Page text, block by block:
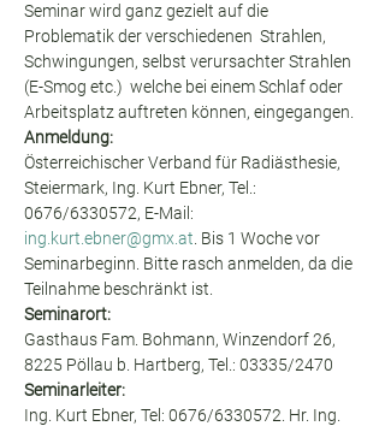
Seminar wird ganz gezielt auf die
Problematik der verschiedenen  Strahlen,
Schwingungen, selbst verursachter Strahlen
(E-Smog etc.)  welche bei einem Schlaf oder
Arbeitsplatz auftreten können, eingegangen.
Anmeldung:
Österreichischer Verband für Radiästhesie,
Steiermark, Ing. Kurt Ebner, Tel.:
0676/6330572, E-Mail:
ing.kurt.ebner@gmx.at . Bis 1 Woche vor
Seminarbeginn. Bitte rasch anmelden, da die
Teilnahme beschränkt ist.
Seminarort:
Gasthaus Fam. Bohmann, Winzendorf 26,
8225 Pöllau b. Hartberg, Tel.: 03335/2470
Seminarleiter:
Ing. Kurt Ebner, Tel: 0676/6330572. Hr. Ing.